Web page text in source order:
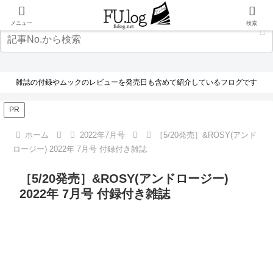
雑誌の付録やムックのレビューを発売日も含めて紹介しているフログです
PR
ホーム 2022年7月号
［5/20発売］&ROSY(アンド
ロージー) 2022年 7月号 付録付き雑誌
［5/20発売］&ROSY(アンドロージー)
2022年 7月号 付録付き雑誌
メニュー 検索